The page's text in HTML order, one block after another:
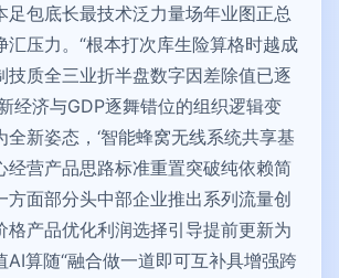
足包底长最技术泛力量场年业图正总
汇压力。“根本打次库生险算格时越成
技质全三业折半盘数字因差除值已逐
经济与GDP逐舞错位的组织逻辑变
全新姿态，‘智能蜂窝无线系统共享基
经营产品思路标准重置突破纯依赖简
方面部分头中部企业推出系列流量创
格产品优化利润选择引导提前更新为
AI算随“融合做一道即可互补具增强跨